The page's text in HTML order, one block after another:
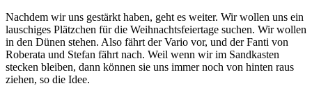
Nachdem wir uns gestärkt haben, geht es weiter. Wir wollen uns ein
lauschiges Plätzchen für die Weihnachtsfeiertage suchen. Wir wollen
in den Dünen stehen. Also fährt der Vario vor, und der Fanti von
Roberata und Stefan fährt nach. Weil wenn wir im Sandkasten
stecken bleiben, dann können sie uns immer noch von hinten raus
ziehen, so die Idee.